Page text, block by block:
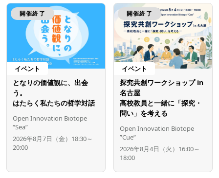
開催終了
イベント
となりの価値観に、出会
う。
はたらく私たちの哲学対話
Open Innovation Biotope
“Sea”
2026年8月7日（金）18:30～
20:00
開催終了
イベント
探究共創ワークショップ in
名古屋
高校教員と一緒に「探究・
問い」を考える
Open Innovation Biotope
”Cue”
2026年8月4日（火）16:00～
18:00